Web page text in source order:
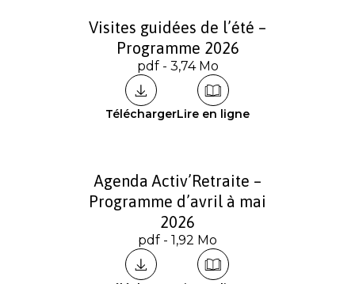
Visites guidées de l’été –
Programme 2026
pdf - 3,74 Mo
TéléchargerLire en ligne
Agenda Activ’Retraite –
Programme d’avril à mai
2026
pdf - 1,92 Mo